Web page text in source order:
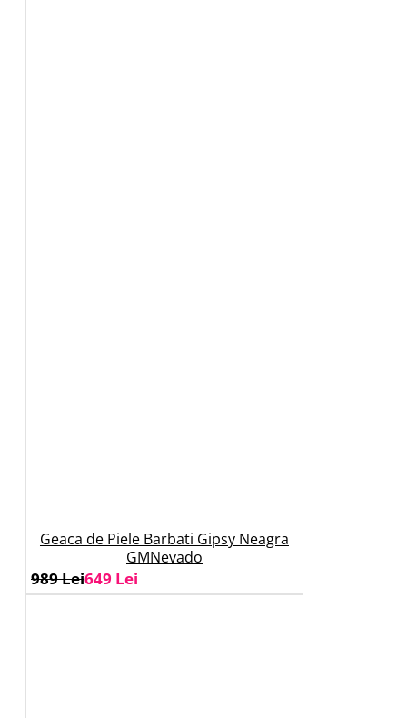
Geaca de Piele Barbati Gipsy Neagra
GMNevado
649 Lei
989 Lei